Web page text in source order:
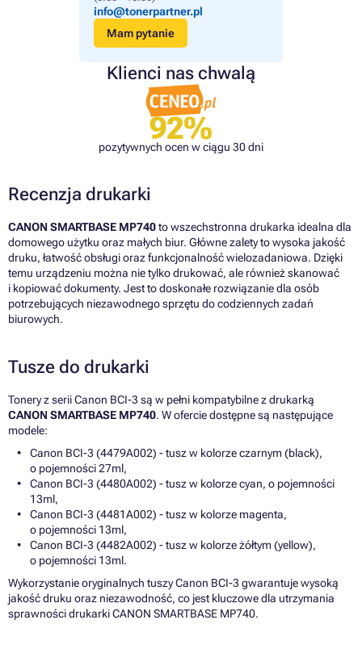
info@tonerpartner.pl
Mam pytanie
Klienci nas chwalą
92%
pozytywnych ocen w ciągu 30 dni
Recenzja drukarki
CANON SMARTBASE MP740to wszechstronna drukarka idealna dla
domowego użytku oraz małych biur. Główne zalety to wysoka jakość
druku, łatwość obsługi oraz funkcjonalność wielozadaniowa. Dzięki
temu urządzeniu można nie tylko drukować, ale również skanować
i kopiować dokumenty. Jest to doskonałe rozwiązanie dla osób
potrzebujących niezawodnego sprzętu do codziennych zadań
biurowych.
Tusze do drukarki
Tonery z serii Canon BCI-3 są w pełni kompatybilne z drukarką
CANON SMARTBASE MP740. W ofercie dostępne są następujące
modele:
Canon BCI-3 (4479A002) - tusz w kolorze czarnym (black),
o pojemności 27ml,
Canon BCI-3 (4480A002) - tusz w kolorze cyan, o pojemności
13ml,
Canon BCI-3 (4481A002) - tusz w kolorze magenta,
o pojemności 13ml,
Canon BCI-3 (4482A002) - tusz w kolorze żółtym (yellow),
o pojemności 13ml.
Wykorzystanie oryginalnych tuszy Canon BCI-3 gwarantuje wysoką
jakość druku oraz niezawodność, co jest kluczowe dla utrzymania
sprawności drukarki CANON SMARTBASE MP740.